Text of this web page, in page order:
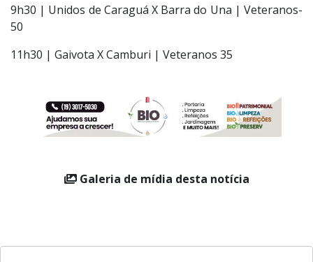
9h30 | Unidos de Caraguá X Barra do Una | Veteranos-
50
11h30 | Gaivota X Camburi | Veteranos 35
Galeria de mídia desta notícia